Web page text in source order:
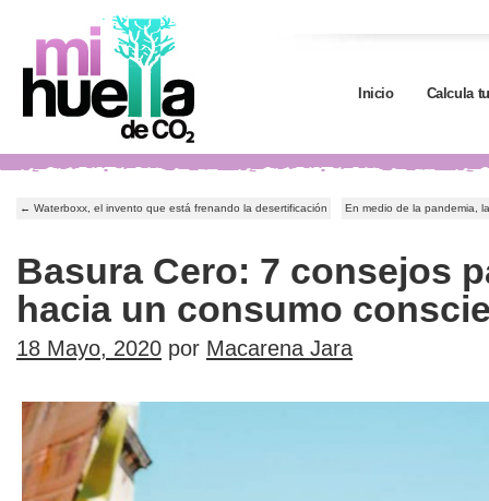
Inicio Calcula
← Waterboxx, el invento que está frenando la desertificación En medio de la pandemia,
Basura Cero: 7 consejos
hacia un consumo
18 Mayo, 2020 por Macarena Jara